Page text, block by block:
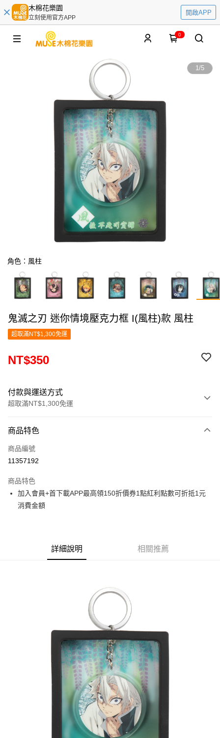
木棉花樂園
立刻使用官方APP
開啟APP
0
1/5
角色：風柱
鬼滅之刃 迷你情境壓克力框 I(風柱)款 風柱
超取滿NT$1,300免運
NT$350
付款與運送方式
超取滿NT$1,300免運
信用卡一次付款
超商取貨付款
Apple Pay
悠遊付
每筆NT$65，滿NT$1,300(含以上)免運費
付款後全家取貨
每筆NT$65，滿NT$1,300(含以上)免運費
(不開放使用，請勿選取）
每筆NT$65，滿NT$1,300(含以上)免運費
商品特色
商品編號
11357192
商品特色
加入會員+首下載APP最高領150折價券1點紅利點數可折抵1元
消費金額
詳細說明 相關推薦